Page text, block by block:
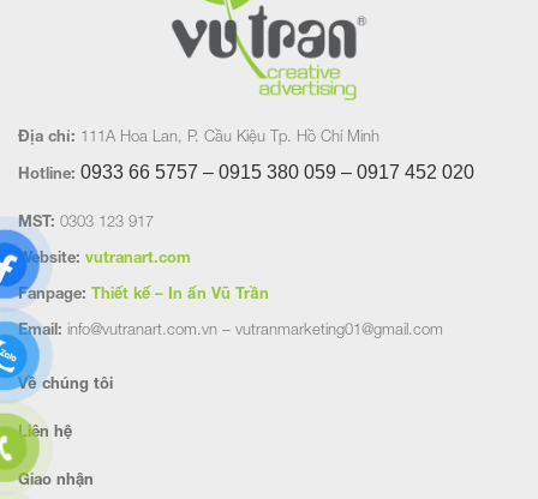
Địa chỉ: 111A Hoa Lan, P. Cầu Kiệu Tp. Hồ Chí Minh
Hotline: 0933 66 5757 – 0915 380 059 – 0917 452 020
MST: 0303 123 917
Website: vutranart.com
Fanpage: Thiết kế – In ấn Vũ Trần
Email: info@vutranart.com.vn – vutranmarketing01@gmail.com
Về chúng tôi
Liên hệ
Giao nhận